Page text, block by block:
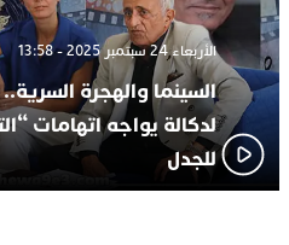
الأربعاء 24 سبتمبر 2025 - 13:58
السينما والهجرة
لدكالة يواجه اتهامات
للجدل